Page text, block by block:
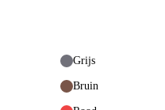
Grijs
Bruin